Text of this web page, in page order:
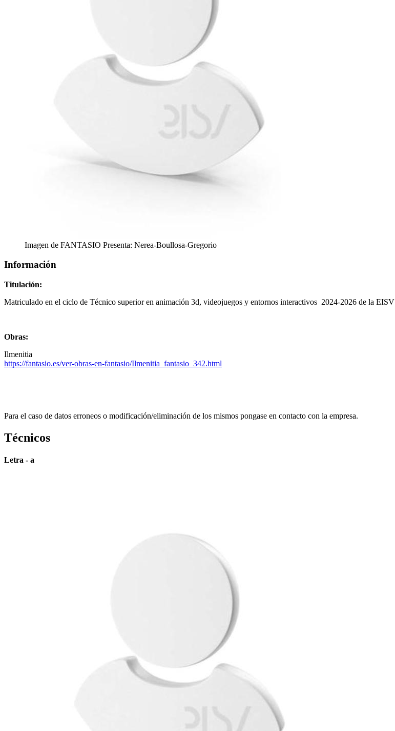
Imagen de FANTASIO Presenta: Nerea-Boullosa-Gregorio
Información
Titulación:
Matriculado en el ciclo de Técnico superior en animación 3d, videojuegos y entornos interactivos 2024-2026 de la EISV
Obras:
Ilmenitia
https://fantasio.es/ver-obras-en-fantasio/Ilmenitia_fantasio_342.html
Para el caso de datos erroneos o modificación/eliminación de los mismos pongase en contacto con la empresa.
Técnicos
Letra - a